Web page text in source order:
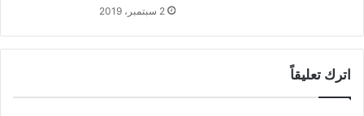
2 سبتمبر، 2019
اترك تعليقاً